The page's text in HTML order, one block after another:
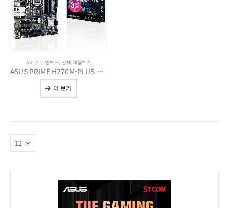
ASUS 메인보드, 전체 제품보기
ASUS PRIME H270M-PLUS STCOM
더 보기